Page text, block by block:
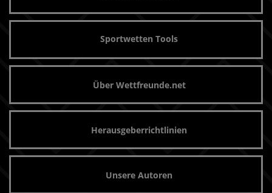
Sportwetten Tools
Über Wettfreunde.net
Herausgeberrichtlinien
Unsere Autoren